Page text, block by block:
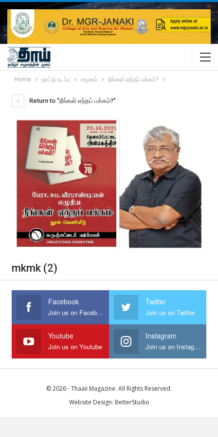
Home நாட்டு நடப்பு சமூகம் நீங்கள் எந்தப் பக்கம்?
Return to "நீங்கள் எந்தப் பக்கம்?"
mkmk (2)
Facebook
Join us on Facebook
Twitter
Join us on Twitter
Youtube
Join us on Youtube
Instagram
Join us on Instagram
© 2026 - Thaaii Magazine. All Rights Reserved.
Website Design: BetterStudio